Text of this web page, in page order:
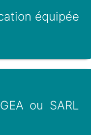
équipée
ou SARL